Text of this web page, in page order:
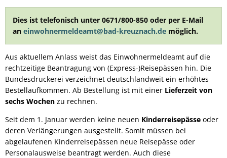
Dies ist telefonisch unter 0671/800-850 oder per E-Mail
an einwohnermeldeamt@bad-kreuznach.de möglich.
Aus aktuellem Anlass weist das Einwohnermeldeamt auf die
rechtzeitige Beantragung von (Express-)Reisepässen hin. Die
Bundesdruckerei verzeichnet deutschlandweit ein erhöhtes
Bestellaufkommen. Ab Bestellung ist mit einer Lieferzeit von
sechs Wochen zu rechnen.
Seit dem 1. Januar werden keine neuen Kinderreisepässe oder
deren Verlängerungen ausgestellt. Somit müssen bei
abgelaufenen Kinderreisepässen neue Reisepässe oder
Personalausweise beantragt werden. Auch diese